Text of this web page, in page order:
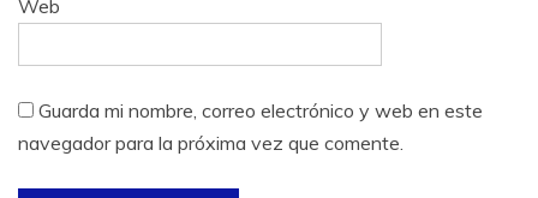
Web
Guarda mi nombre, correo electrónico y web en este
navegador para la próxima vez que comente.